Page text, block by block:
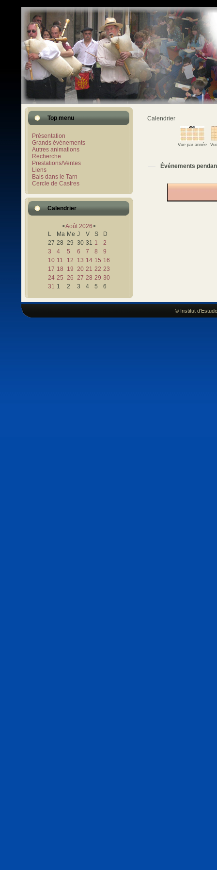
Top menu
Présentation
Grands événements
Autres animations
Recherche
Prestations/Ventes
Liens
Bals dans le Tarn
Cercle de Castres
Calendrier
<Août 2026>
L
Ma Me J V S
D
27 28 29 30 31 1
2
3
4 5 6 7 8
9
10 11 12 13 14 15 16
17 18 19 20 21 22 23
24 25 26 27 28 29 30
31 1 2 3 4 5 6
Calendrier
Vue par année
Événements
© Institut